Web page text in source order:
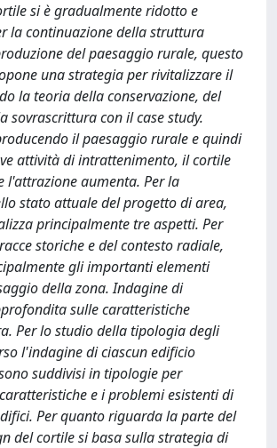
si è gradualmente ridotto e
la continuazione della struttura
del paesaggio rurale, questo
una strategia per rivitalizzare il
la teoria della conservazione, del
sovrascrittura con il case study.
il paesaggio rurale e quindi
attività di intrattenimento, il cortile
l'attrazione aumenta. Per la
stato attuale del progetto di area,
principalmente tre aspetti. Per
storiche e del contesto radiale,
gli importanti elementi
della zona. Indagine di
sulle caratteristiche
Per lo studio della tipologia degli
l'indagine di ciascun edificio
suddivisi in tipologie per
e i problemi esistenti di
Per quanto riguarda la parte del
del cortile si basa sulla strategia di